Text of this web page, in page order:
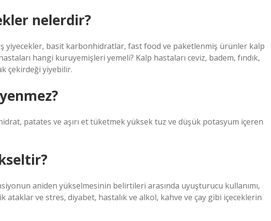
nelerdir?
yiyecekler, basit karbonhidratlar, fast food ve paketlenmiş ürünler kalp
hangi kuruyemişleri yemeli? Kalp hastaları ceviz, badem, fındık,
çekirdeği yiyebilir.
patates ve aşırı et tüketmek yüksek tuz ve düşük potasyum içeren
aniden yükselmesinin belirtileri arasında uyuşturucu kullanımı,
ataklar ve stres, diyabet, hastalık ve alkol, kahve ve çay gibi içeceklerin